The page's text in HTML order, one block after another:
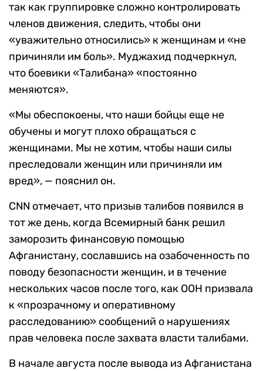
так как группировке сложно контролировать
членов движения, следить, чтобы они
«уважительно относились» к женщинам и «не
причиняли им боль». Муджахид подчеркнул,
что боевики «Талибана» «постоянно
меняются».
«Мы обеспокоены, что наши бойцы еще не
обучены и могут плохо обращаться с
женщинами. Мы не хотим, чтобы наши силы
преследовали женщин или причиняли им
вред», — пояснил он.
CNN отмечает, что призыв талибов появился в
тот же день, когда Всемирный банк решил
заморозить финансовую помощью
Афганистану, сославшись на озабоченность по
поводу безопасности женщин, и в течение
нескольких часов после того, как ООН призвала
к «прозрачному и оперативному
расследованию» сообщений о нарушениях
прав человека после захвата власти талибами.
В начале августа после вывода из Афганистана